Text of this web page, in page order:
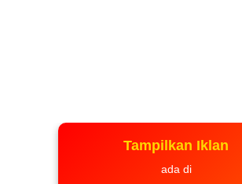
Tampilkan Iklan
ada di